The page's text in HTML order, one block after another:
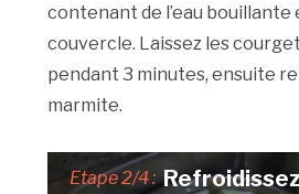
contenant de l’eau bouillante
couvercle. Laissez les
pendant 3 minutes, ensuite
marmite.
Etape 2/4 :